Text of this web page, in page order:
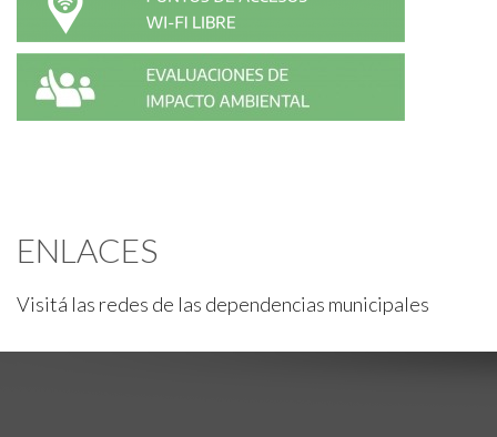
ENLACES
Visitá las redes de las dependencias municipales